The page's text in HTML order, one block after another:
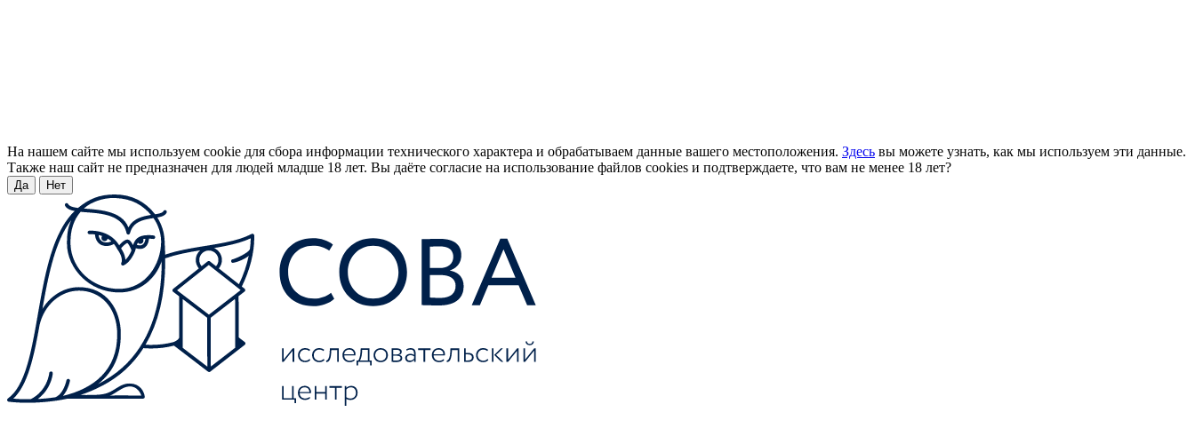
На нашем сайте мы используем cookie для сбора информации технического характера и обрабатываем данные вашего местоположения. Здесь вы можете узнать, как мы используем эти данные.
Также наш сайт не предназначен для людей младше 18 лет. Вы даёте согласие на использование файлов cookies и подтверждаете, что вам не менее 18 лет?
Да Нет